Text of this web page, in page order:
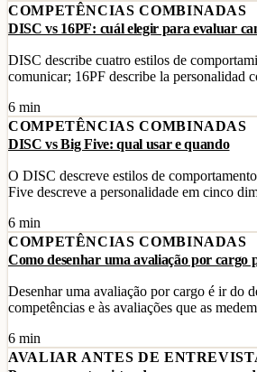
COMPETÊNCIAS COMBINADAS
DISC vs 16PF: cuál elegir para evaluar
DISC describe cuatro estilos de
comunicar; 16PF describe la personalidad
6 min
COMPETÊNCIAS COMBINADAS
DISC vs Big Five: qual usar e quando
O DISC descreve estilos de
Five descreve a personalidade em cinco
6 min
COMPETÊNCIAS COMBINADAS
Como desenhar uma avaliação por cargo
Desenhar uma avaliação por cargo é ir do
competências e às avaliações que as
6 min
AVALIAR ANTES DE